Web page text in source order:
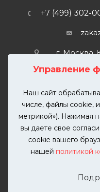
Управление
Наш сайт
числе, файлы cookie,
метрикой»). Нажимая
вы даете свое
cookie вашего
нашей политикой
+7 (499) 302-
г. Москва,
2026 © KUTUZOVV |
автомобилей. Вся
разрешения